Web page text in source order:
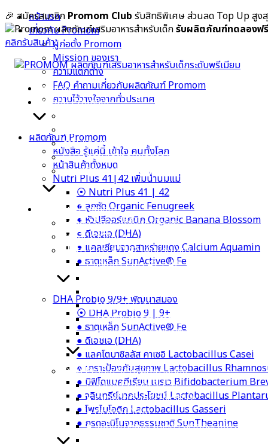
Skip
to
content
🎉 สมัครสมาชิก Promom Club รับสิทธิพิเศษ ส่วนลด Top Up สูง
รับผลิตภัณฑ์ทดลองฟรี
คลิกรับสินค้า
หน้าแรก
เกี่ยวกับ Promom
ความแตกต่าง
FAQ คำถามเกี่ยวกับผลิตภัณฑ์ Promom
ความไว้วางใจจากทั่วประเทศ
ผลิตภัณฑ์ Promom
หนังสือ รู้แค่นี้ เข้าใจ คนทั้งโลก
หน้าสินค้าทั้งหมด
Nutri Plus 41|42 เพิ่มน้ำนมแม่
⦿ Nutri Plus 41 | 42
● หัวปลีออร์แกนิก Organic Banana Blossom
● ดีเอชเอ (DHA)
● แคลเซียมจากสาหร่ายแดง Calcium Aquamin
● ธาตุเหล็ก SunActive® Fe
DHA Probio 9/9+ พัฒนาสมอง
⦿ DHA Probio 9 | 9+
● ธาตุเหล็ก SunActive® Fe
● ดีเอชเอ (DHA)
● แลคโตบาซิลลัส คาเซอิ Lactobacillus Casei
หน้าแรก
เกี่ยวกับ Promom
ผู้ก่อตั้ง Promom
Mission ของเรา
ความแตกต่าง
FAQ คำถามเกี่ยวกับผลิตภัณฑ์ Promom
ความไว้วางใจจากทั่วประเทศ
ผลิตภัณฑ์ Promom
หนังสือ รู้แค่นี้ เข้าใจ คนทั้งโลก
หน้าสินค้าทั้งหมด
Nutri Plus 41|42 เพิ่มน้ำนมแม่
⦿ Nutri Plus 41 | 42
● ลูกซัด Organic Fenugreek
● หัวปลีออร์แกนิก Organic Banana Blossom
● ดีเอชเอ (DHA)
● แคลเซียมจากสาหร่ายแดง Calcium Aquamin
● ธาตุเหล็ก SunActive® Fe
DHA Probio 9/9+ พัฒนาสมอง
⦿ DHA Probio 9 | 9+
● ธาตุเหล็ก SunActive® Fe
● ดีเอชเอ (DHA)
● แลคโตบาซิลลัส คาเซอิ Lactobacillus Casei
● เกราะป้องกันสุขภาพ Lactobacillus
● บิฟิโดแบคทีเรียม เบรเว Bifidobacterium
● จุลินทรีย์มากประโยชน์ Lactobacillus
● โพรไบโอติก Lactobacillus Gasseri
● กรดอะมิโนจากธรรมชาติ SunTheanine